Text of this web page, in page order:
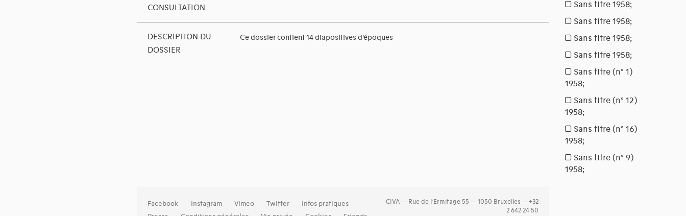
CONSULTATION
DESCRIPTION DU
DOSSIER
Ce dossier contient 14 diapositives d'époques
Facebook Instagram Vimeo Twitter
Infos pratiques
CIVA — Rue de l’Ermitage 55 — 1050 Bruxelles — +32
2 642 24 50